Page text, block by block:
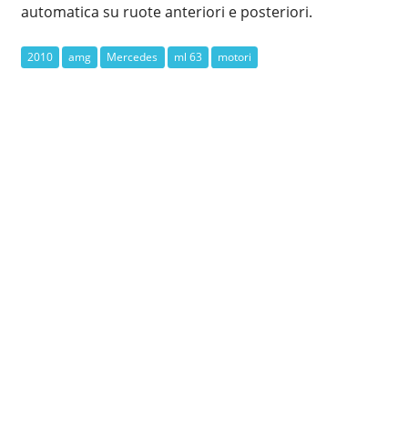
automatica su ruote anteriori e posteriori.
2010 amg Mercedes ml 63 motori